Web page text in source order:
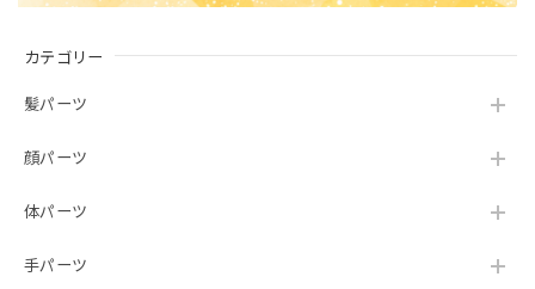
カテゴリー
髪パーツ
顔パーツ
体パーツ
手パーツ